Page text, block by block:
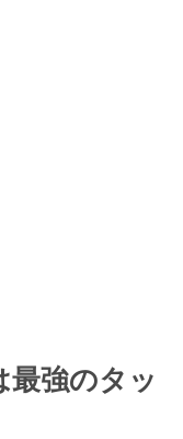
最強のタッ